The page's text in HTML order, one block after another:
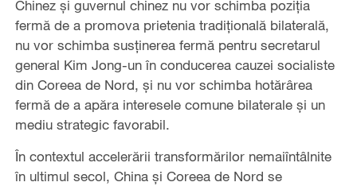
Chinez și guvernul chinez nu vor schimba poziția
fermă de a promova prietenia tradițională bilaterală,
nu vor schimba susținerea fermă pentru secretarul
general Kim Jong-un în conducerea cauzei socialiste
din Coreea de Nord, și nu vor schimba hotărârea
fermă de a apăra interesele comune bilaterale și un
mediu strategic favorabil.
În contextul accelerării transformărilor nemaiîntâlnite
în ultimul secol, China și Coreea de Nord se